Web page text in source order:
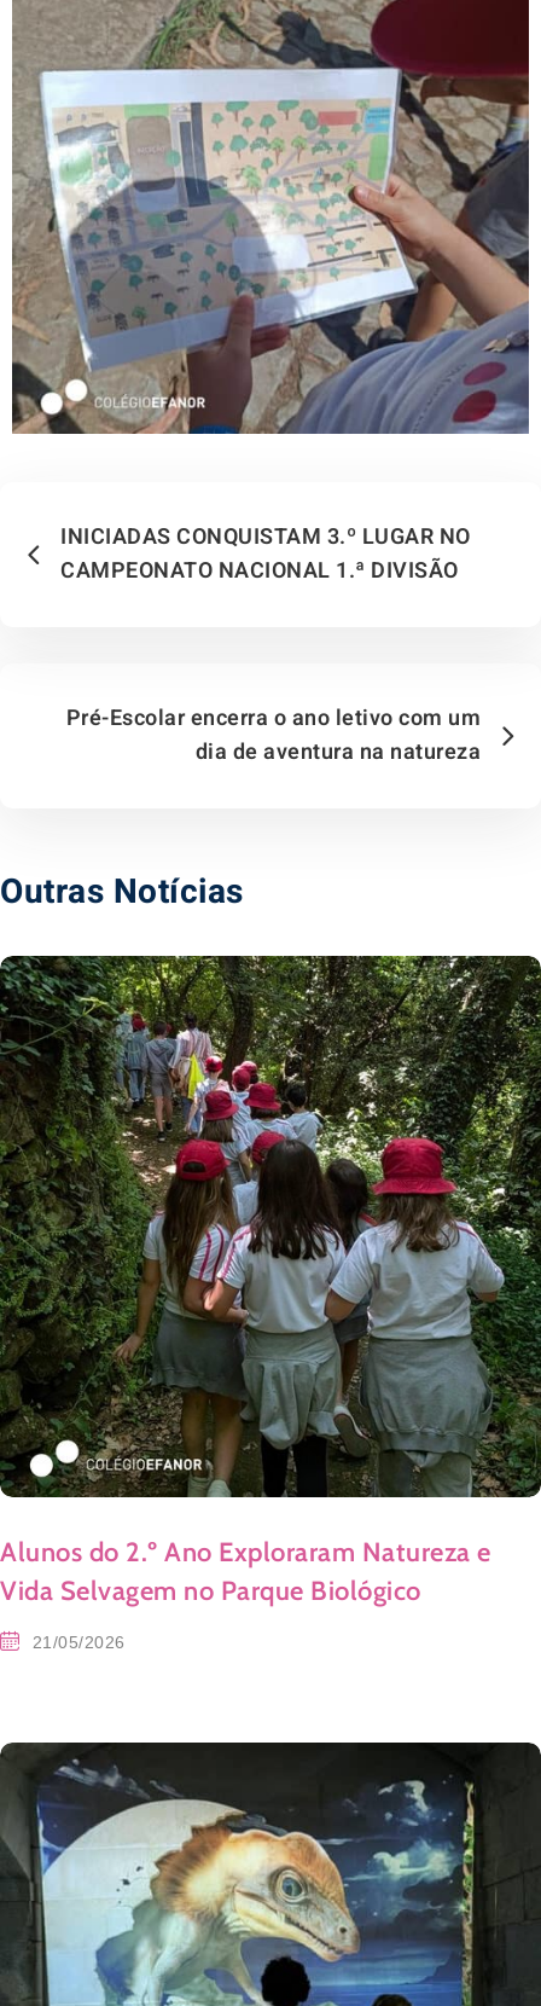
INICIADAS CONQUISTAM 3.º LUGAR NO
CAMPEONATO NACIONAL 1.ª DIVISÃO
Pré-Escolar encerra o ano letivo com um
dia de aventura na natureza
Outras Notícias
Alunos do 2.º Ano Exploraram Natureza e
Vida Selvagem no Parque Biológico
21/05/2026